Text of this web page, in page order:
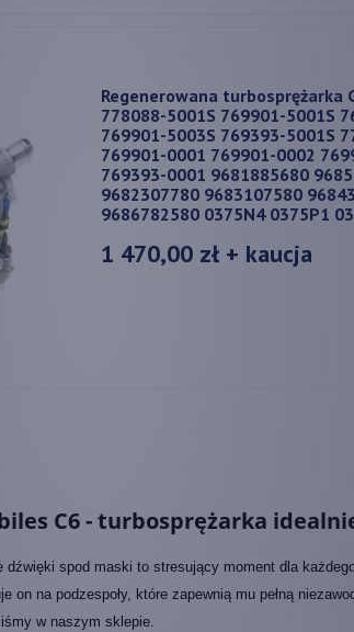
Regenerowana turbosprężarka
778088-5001S 769901-5001S
769901-5003S 769393-5001S
769901-0001 769901-0002
769393-0001 9681885680
9682307780 9683107580
9686782580 0375N4 0375P1
1 470,00 zł + kaucja
C6 - turbosprężarka
dźwięki spod maski to stresujący moment dla
on na podzespoły, które zapewnią mu pełną
w naszym sklepie.